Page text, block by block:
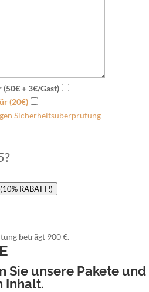
(50€ + 3€/Gast)
(20€)
Sicherheitsüberprüfung
?
RABATT!)
beträgt 900 €.
Sie unsere Pakete und
Inhalt.